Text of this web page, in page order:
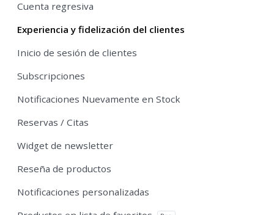
Cuenta regresiva
Experiencia y fidelización del clientes
Inicio de sesión de clientes
Subscripciones
Notificaciones Nuevamente en Stock
Reservas / Citas
Widget de newsletter
Reseña de productos
Notificaciones personalizadas